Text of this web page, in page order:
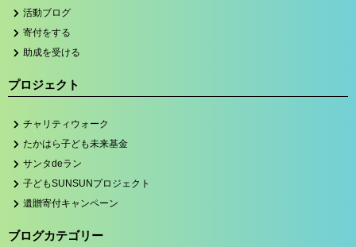
活動ブログ
寄付をする
助成を受ける
プロジェクト
チャリティウォーク
たかはら子ども未来基金
サンタdeラン
子どもSUNSUNプロジェクト
遺贈寄付キャンペーン
ブログカテゴリー